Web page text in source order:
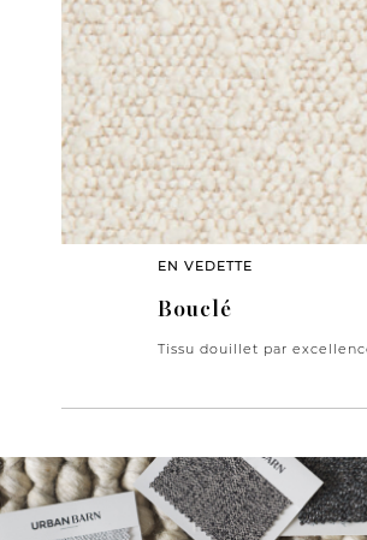
EN VEDETTE
Bouclé
Tissu douillet par